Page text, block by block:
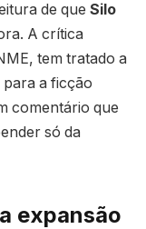
de que Silo
A crítica
tem tratado a
a ficção
comentário que
só da
expansão